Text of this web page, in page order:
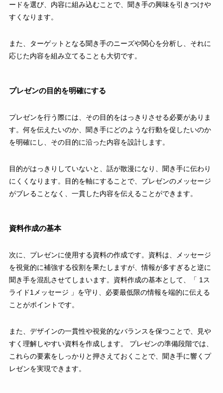
ードを選び、内容に組み込むことで、聞き手の興味を引きつけや
すくなります。
また、ターゲットとなる聞き手のニーズや関心を分析し、それに
応じた内容を組み立てることも大切です。
プレゼンの目的を明確にする
プレゼンを行う際には、その目的をはっきりさせる必要がありま
す。何を伝えたいのか、聞き手にどのような行動を促したいのか
を明確にし、その目的に沿った内容を設計します。
目的がはっきりしていないと、話が散漫になり、聞き手に伝わり
にくくなります。目的を軸にすることで、プレゼンのメッセージ
がブレることなく、一貫した内容を伝えることができます。
資料作成の基本
次に、プレゼンに使用する資料の作成です。資料は、メッセージ
を視覚的に補強する役割を果たしますが、情報が多すぎると逆に
聞き手を混乱させてしまいます。資料作成の基本として、「 1ス
ライド1メッセージ 」を守り、必要最低限の情報を端的に伝える
ことがポイントです。
また、デザインの一貫性や視覚的なバランスを保つことで、見や
すく理解しやすい資料を作成します。 プレゼンの準備段階では、
これらの要素をしっかりと押さえておくことで、聞き手に響くプ
レゼンを実現できます。